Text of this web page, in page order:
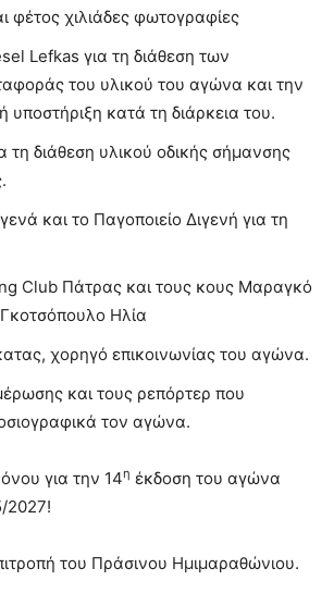
φέτος χιλιάδες φωτογραφίες
Lefkas για τη διάθεση των
του υλικού του αγώνα και την
υποστήριξη κατά τη διάρκεια του.
τη διάθεση υλικού οδικής σήμανσης
και το Παγοποιείο Διγενή για τη
Club Πάτρας και τους κους Μαραγκό
Ηλία
χορηγό επικοινωνίας του αγώνα.
και τους ρεπόρτερ που
τον αγώνα.
για την 14η έκδοση του αγώνα
2027!
του Πράσινου Ημιμαραθώνιου.